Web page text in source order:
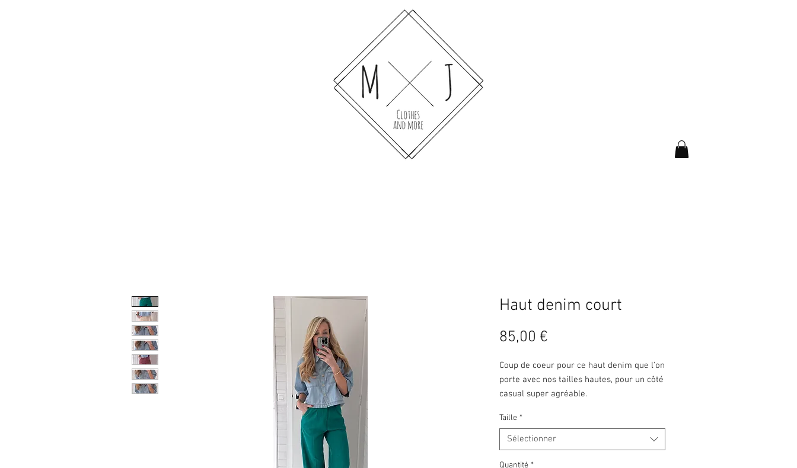
Haut denim court
85,00 €
Coup de coeur pour ce haut denim que l'on
porte avec nos tailles hautes, pour un côté
casual super agréable.
Taille *
Sélectionner
Quantité *